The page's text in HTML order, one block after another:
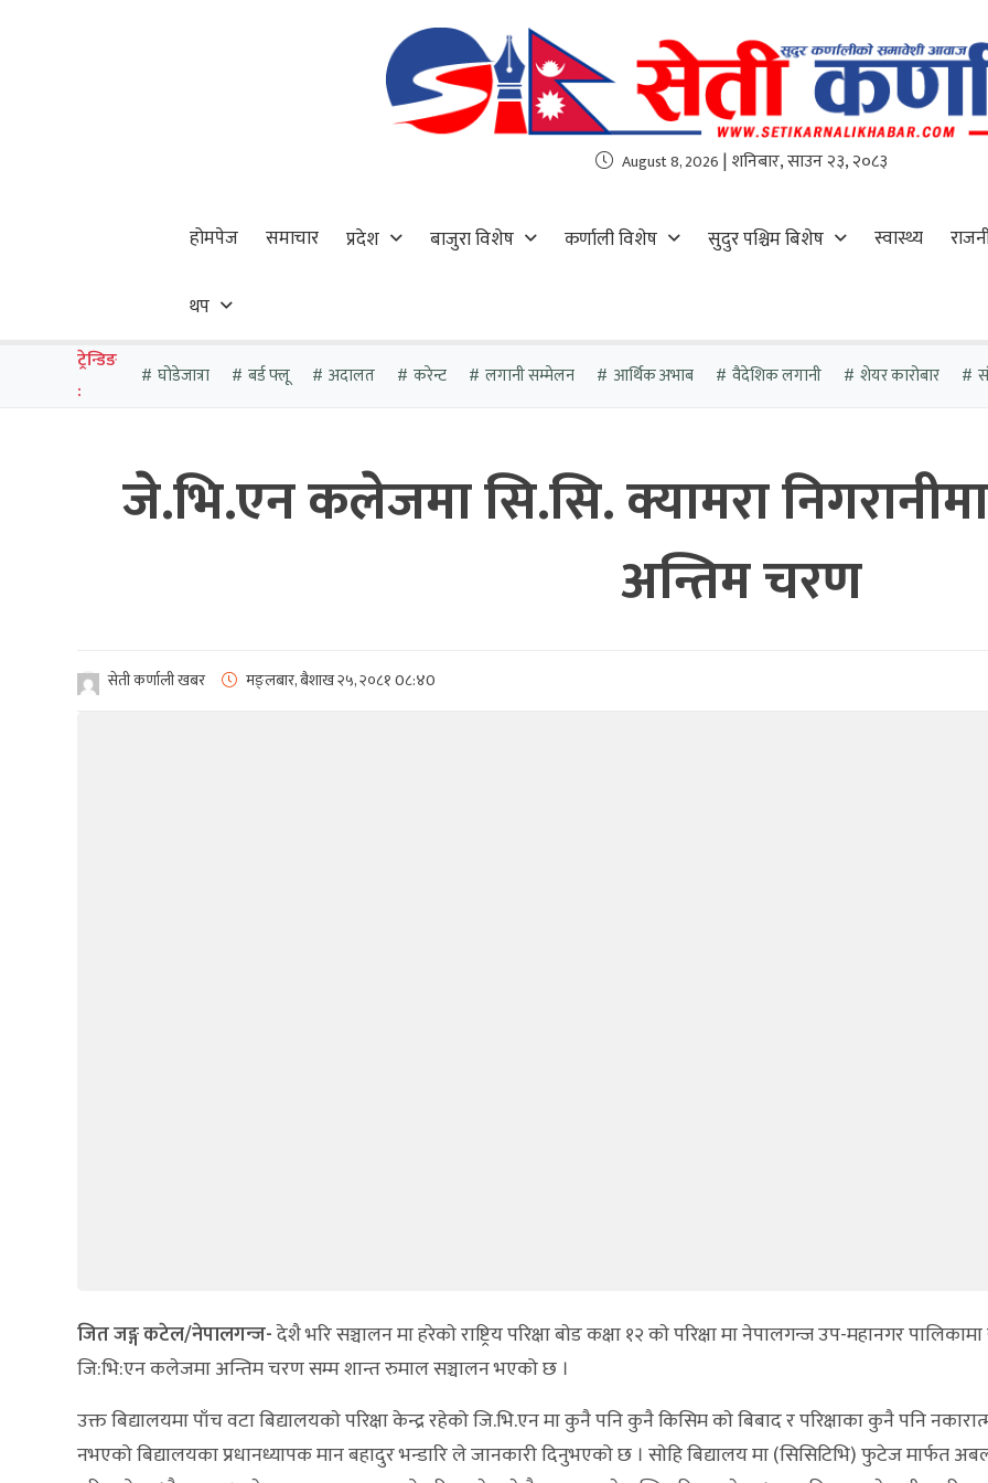
August 8, 2026 | शनिबार, साउन २३, २०८३
होमपेज समाचार प्रदेश बाजुरा विशेष कर्णाली विशेष सुदुर पश्चिम बिशेष स्वास्थ्य
थप
ट्रेन्डिङ
:
घोडेजात्रा बर्ड फ्लू अदालत करेन्ट लगानी सम्मेलन आर्थिक अभाब वैदेशिक लगानी शेयर कारोबार
जे.भि.एन कलेजमा सि.सि. क्यामरा निगरानीमा
अन्तिम चरण
सेती कर्णाली खबर मङ्लबार, बैशाख २५, २०८१0८:४0
जित जङ्ग कटेल/नेपालगन्ज-देशै भरि सञ्चालन मा हरेकाे राष्ट्रिय परिक्षा बाेड कक्षा १२ काे परिक्षा मा नेपालगन्ज उप-महानगर
जि:भि:एन कलेजमा अन्तिम चरण सम्म शान्त रुमाल सञ्चालन भएको छ ।
उक्त बिद्यालयमा पाँच वटा बिद्यालयकाे परिक्षा केन्द्र रहेको जि.भि.एन मा कुनै पनि कुनै किसिम काे बिबाद र परिक्षाका कुनै पनि
नभएको बिद्यालयका प्रधानध्यापक मान बहादुर भन्डारि ले जानकारी दिनुभएको छ । साेहि बिद्यालय मा (सिसिटिभि) फुटेज मार्फत